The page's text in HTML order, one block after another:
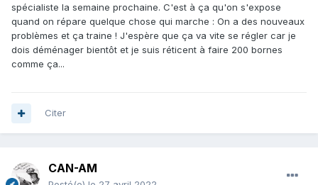
spécialiste la semaine prochaine. C'est à ça qu'on s'expose
quand on répare quelque chose qui marche : On a des nouveaux
problèmes et ça traine ! J'espère que ça va vite se régler car je
dois déménager bientôt et je suis réticent à faire 200 bornes
comme ça...
Citer
CAN-AM